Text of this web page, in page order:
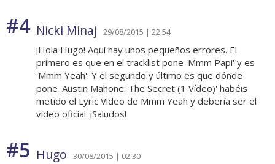
#4 Nicki Minaj 29/08/2015 | 22:54
¡Hola Hugo! Aquí hay unos pequeños errores. El
primero es que en el tracklist pone 'Mmm Papi' y es
'Mmm Yeah'. Y el segundo y último es que dónde
pone 'Austin Mahone: The Secret (1 Vídeo)' habéis
metido el Lyric Video de Mmm Yeah y debería ser el
vídeo oficial. ¡Saludos!
#5 Hugo 30/08/2015 | 02:30